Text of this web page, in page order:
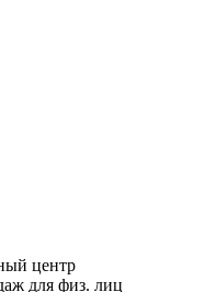
центр
для физ. лиц